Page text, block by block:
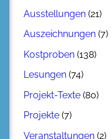
Ausstellungen (21)
Auszeichnungen (7)
Kostproben (138)
Lesungen (74)
Projekt-Texte (80)
Projekte (7)
Veranstaltungen (2)